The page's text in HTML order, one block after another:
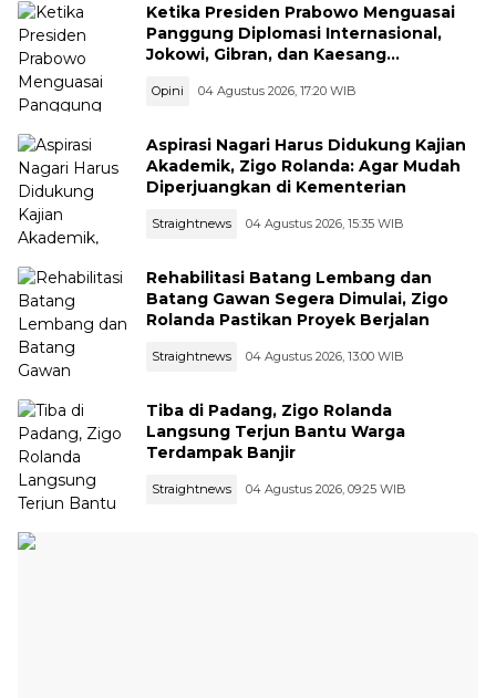
Ketika Presiden Prabowo Menguasai
Panggung Diplomasi Internasional,
Jokowi, Gibran, dan Kaesang
Opini 04 Agustus 2026, 17:20 WIB
Aspirasi Nagari Harus Didukung Kajian
Akademik, Zigo Rolanda: Agar Mudah
Diperjuangkan di Kementerian
Straightnews 04 Agustus 2026, 15:35 WIB
Rehabilitasi Batang Lembang dan
Batang Gawan Segera Dimulai, Zigo
Rolanda Pastikan Proyek Berjalan
Straightnews 04 Agustus 2026, 13:00 WIB
Tiba di Padang, Zigo Rolanda
Langsung Terjun Bantu Warga
Terdampak Banjir
Straightnews 04 Agustus 2026, 09:25 WIB